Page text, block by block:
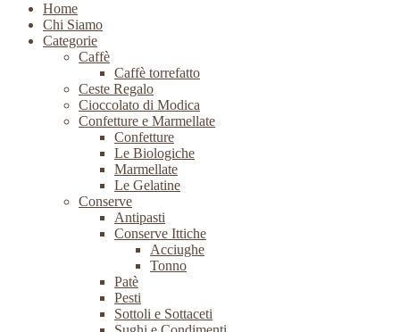
Home
Chi Siamo
Categorie
Caffè
Caffè torrefatto
Ceste Regalo
Cioccolato di Modica
Confetture e Marmellate
Confetture
Le Biologiche
Marmellate
Le Gelatine
Conserve
Antipasti
Conserve Ittiche
Acciughe
Tonno
Patè
Pesti
Sottoli e Sottaceti